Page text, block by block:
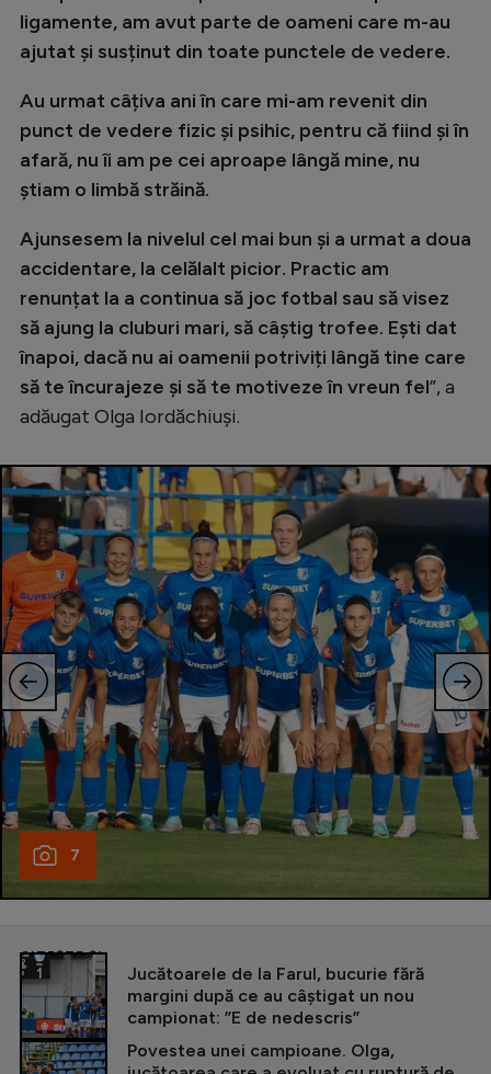
ligamente, am avut parte de oameni care m-au
ajutat și susținut din toate punctele de vedere.
Au urmat câțiva ani în care mi-am revenit din
punct de vedere fizic și psihic, pentru că fiind și în
afară, nu îi am pe cei aproape lângă mine, nu
știam o limbă străină.
Ajunsesem la nivelul cel mai bun și a urmat a doua
accidentare, la celălalt picior. Practic am
renunțat la a continua să joc fotbal sau să visez
să ajung la cluburi mari, să câștig trofee. Ești dat
înapoi, dacă nu ai oamenii potriviți lângă tine care
să te încurajeze și să te motiveze în vreun fel”, a
adăugat Olga Iordăchiuși.
7
CITEȘTE ȘI
Jucătoarele de la Farul, bucurie fără
margini după ce au câștigat un nou
campionat: ”E de nedescris”
Povestea unei campioane. Olga,